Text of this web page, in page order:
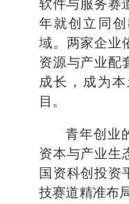
软件与服务赛
年就创立同
域。两家企业
资源与产业配
成长，成为
目。
青年创业
资本与产业生
国资科创投资
技赛道精准布